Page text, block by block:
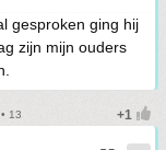
gesproken ging hij
zijn mijn ouders
13